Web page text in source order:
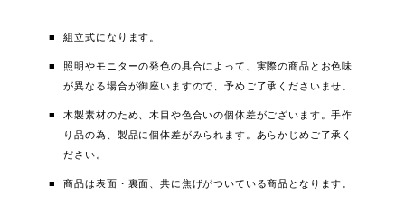
組立式になります。
照明やモニターの発色の具合によって、実際の商品とお色味
が異なる場合が御座いますので、予めご了承くださいませ。
木製素材のため、木目や色合いの個体差がございます。手作
り品の為、製品に個体差がみられます。あらかじめご了承く
ださい。
商品は表面・裏面、共に焦げがついている商品となります。